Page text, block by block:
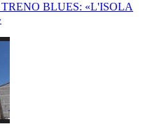
BLUES: «L'ISOLA